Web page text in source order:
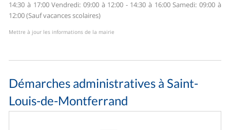
14:30 à 17:00Vendredi: 09:00 à 12:00 - 14:30 à 16:00Samedi: 09:00 à
12:00 (Sauf vacances scolaires)
Mettre à jour les informations de la mairie
Démarches administratives à Saint-
Louis-de-Montferrand